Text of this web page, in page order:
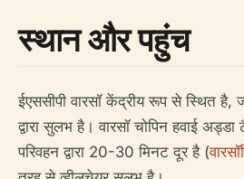
स्थान और पहुंच
ईएससीपी वारसॉ केंद्रीय रूप से स्थित है,
द्वारा सुलभ है। वारसॉ चोपिन हवाई अड्डा
परिवहन द्वारा 20-30 मिनट दूर है (